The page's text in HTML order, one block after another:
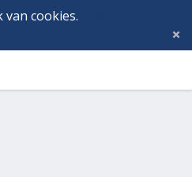
cookies.